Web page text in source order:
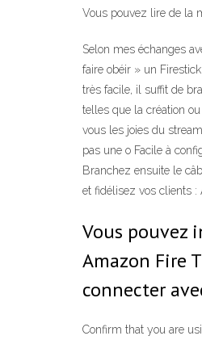
Vous pouvez lire de la
Selon mes échanges
faire obéir » un
très facile, il suffit de
telles que la création
vous les joies du
pas une o Facile à
Branchez ensuite le
et fidélisez vos clients :
Vous pouvez
Amazon Fire
connecter
Confirm that you are